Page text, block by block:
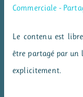
Commerciale -
Le contenu est
être partagé par un
explicitement.